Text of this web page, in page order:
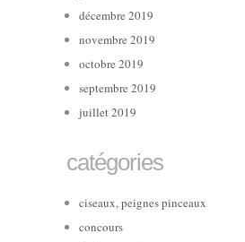
décembre 2019
novembre 2019
octobre 2019
septembre 2019
juillet 2019
catégories
ciseaux, peignes pinceaux
concours